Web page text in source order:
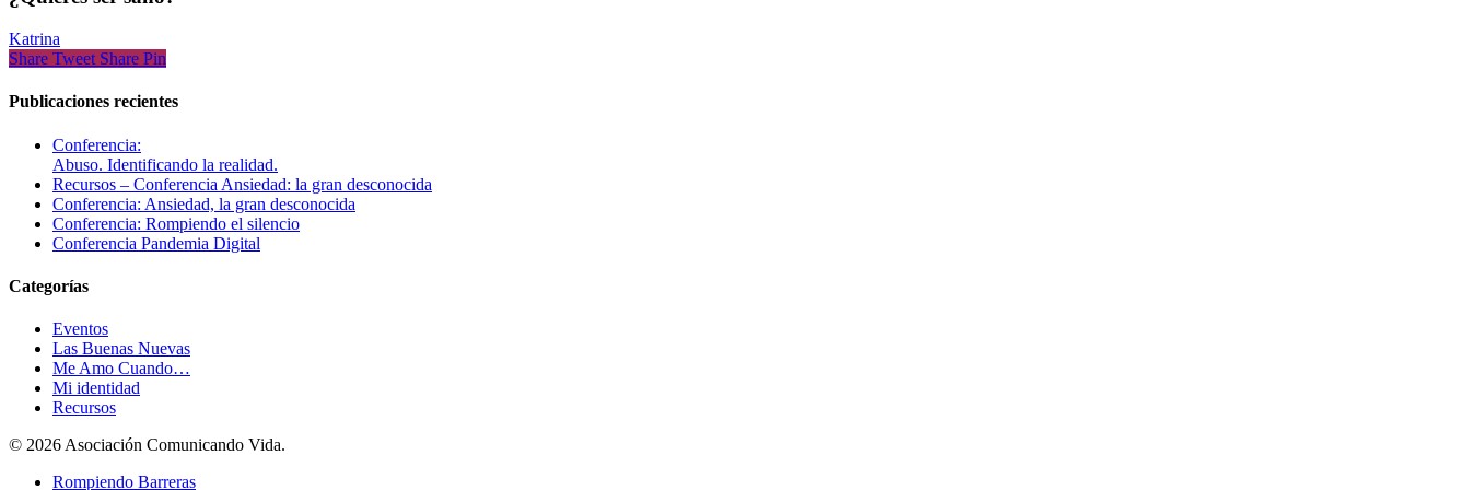
Katrina
Share Tweet Share Pin
Publicaciones recientes
Conferencia:
Abuso. Identificando la realidad.
Recursos – Conferencia Ansiedad: la gran desconocida
Conferencia: Ansiedad, la gran desconocida
Conferencia: Rompiendo el silencio
Conferencia Pandemia Digital
Categorías
Eventos
Las Buenas Nuevas
Me Amo Cuando…
Mi identidad
Recursos
© 2026 Asociación Comunicando Vida.
Rompiendo Barreras